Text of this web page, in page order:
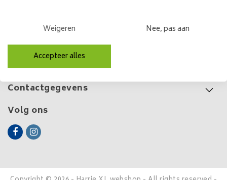
Klantenservice
Mijn account
Categorieën
Contactgegevens
Volg ons
Weigeren Nee, pas aan
Accepteer alles